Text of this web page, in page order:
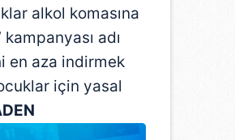
alkol komasına
adı
en aza indirmek
için yasal